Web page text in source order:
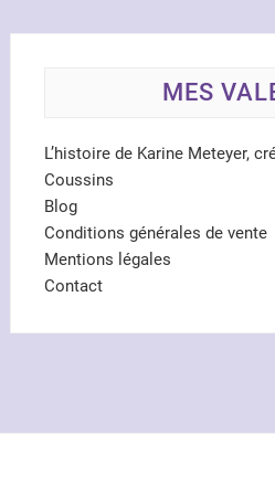
MES
L’histoire de Karine Meteyer,
Coussins
Blog
Conditions générales de vente
Mentions légales
Contact